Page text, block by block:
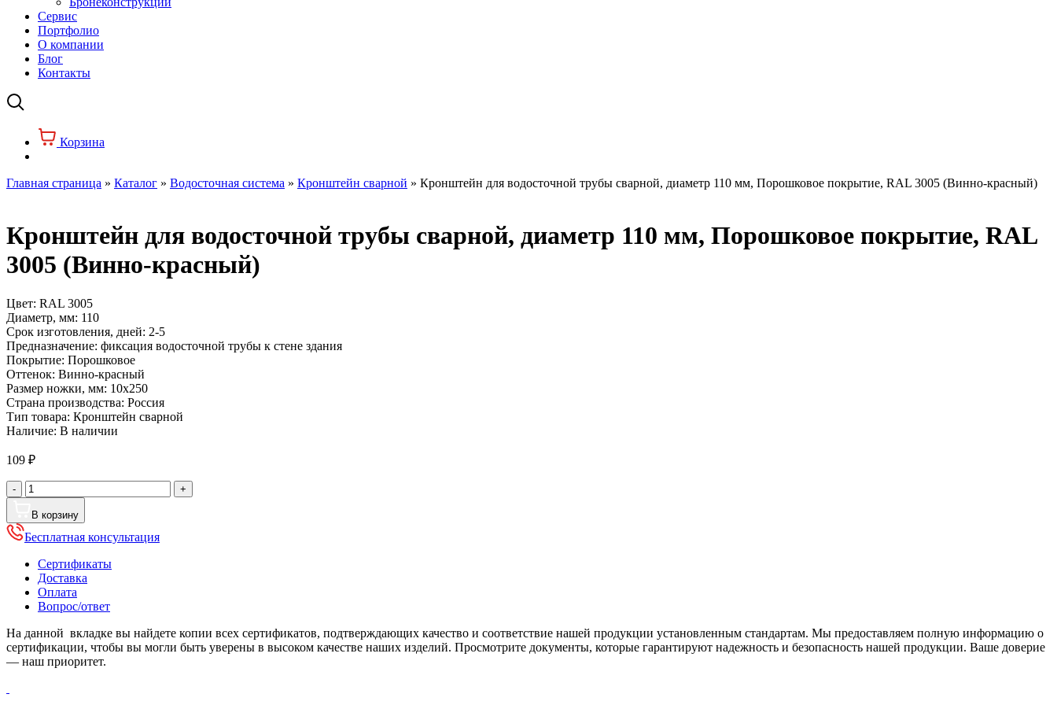
Сервис
Портфолио
О компании
Блог
Контакты
Корзина
Главная страница » Каталог » Водосточная система » Кронштейн сварной » Кронштейн для водосточной трубы сварной, диаметр 110 мм, Порошковое покрытие, RAL 3005 (Винно-красный)
Кронштейн для водосточной трубы сварной, диаметр 110 мм, Порошковое покрытие, RAL
3005 (Винно-красный)
Цвет: RAL 3005
Диаметр, мм: 110
Срок изготовления, дней: 2-5
Предназначение: фиксация водосточной трубы к стене здания
Покрытие: Порошковое
Оттенок: Винно-красный
Размер ножки, мм: 10x250
Страна производства: Россия
Тип товара: Кронштейн сварной
Наличие: В наличии
109 ₽
-
Количество
товара
Кронштейн
водосточной
трубы
сварной,
диаметр
110
мм,
Порошковое
покрытие,
RAL
+
В корзину
Бесплатная консультация
Сертификаты
Доставка
Оплата
Вопрос/ответ
На данной вкладке вы найдете копии всех сертификатов, подтверждающих качество и соответствие нашей продукции установленным стандартам. Мы предоставляем полную информацию о
сертификации, чтобы вы могли быть уверены в высоком качестве наших изделий. Просмотрите документы, которые гарантируют надежность и безопасность нашей продукции. Ваше доверие
— наш приоритет.